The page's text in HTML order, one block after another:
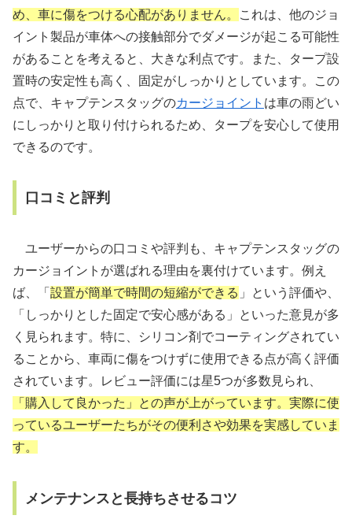
め、車に傷をつける心配がありません。
これは、他のジョ
イント製品が車体への接触部分でダメージが起こる可能性
があることを考えると、大きな利点です。また、タープ設
置時の安定性も高く、固定がしっかりとしています。この
点で、キャプテンスタッグのカージョイント は車の雨どい
にしっかりと取り付けられるため、タープを安心して使用
できるのです。
口コミと評判
ユーザーからの口コミや評判も、キャプテンスタッグの
カージョイントが選ばれる理由を裏付けています。例え
ば、「 設置が簡単で時間の短縮ができる 」という評価や、
「しっかりとした固定で安心感がある」といった意見が多
く見られます。特に、シリコン剤でコーティングされてい
ることから、車両に傷をつけずに使用できる点が高く評価
されています。レビュー評価には星5つが多数見られ、
「購入して良かった」との声が上がっています。実際に使
っているユーザーたちがその便利さや効果を実感していま
す。
メンテナンスと長持ちさせるコツ